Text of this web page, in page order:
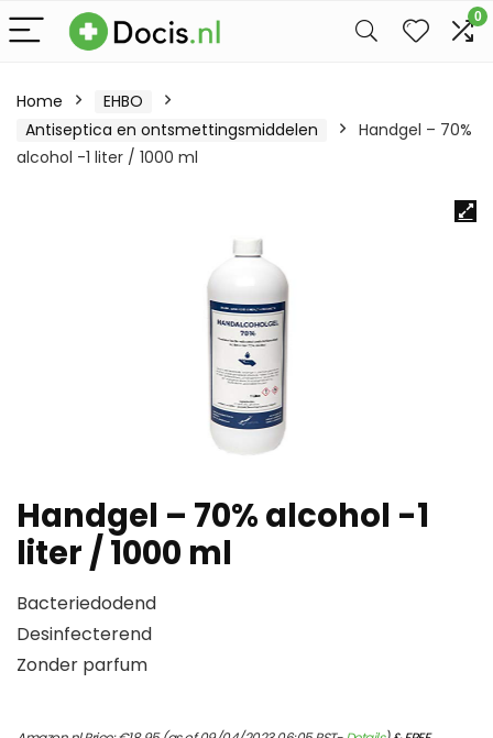
0
Home
EHBO
Antiseptica en ontsmettingsmiddelen
Handgel – 70%
alcohol -1 liter / 1000 ml
Handgel – 70% alcohol -1
liter / 1000 ml
Bacteriedodend
Desinfecterend
Zonder parfum